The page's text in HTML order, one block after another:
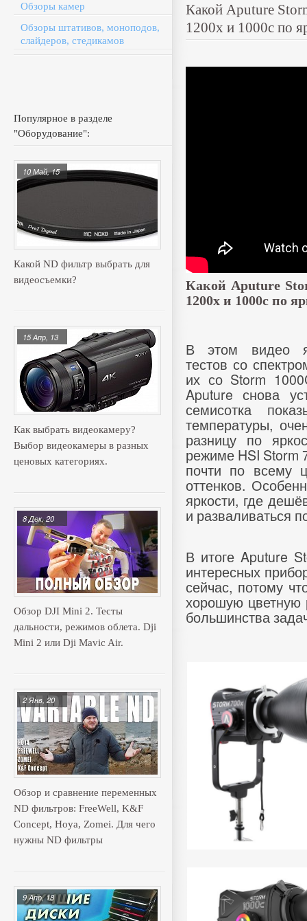
Обзоры камер
Обзоры штативов, моноподов,
слайдеров, стедикамов
Популярное в разделе
"Оборудование":
Какой ND фильтр выбрать для
видеосъемки?
10 Май, 15
Как выбрать видеокамеру?
Выбор видеокамеры в разных
ценовых категориях.
15 Апр, 13
Обзор DJI Mini 2. Тесты
дальности, режимов облета. Dji
Mini 2 или Dji Mavic Air.
8 Дек, 20
Обзор и сравнение переменных
ND фильтров: FreeWell, K&F
Concept, Hoya, Zomei. Для чего
нужны ND фильтры
2 Янв, 20
9 Апр, 18
Какой Aputure
1200x и 1000c по
Какой Aputure
1200x и 1000c по
В этом видео я
тестов со
их со Storm
Aputure снова
семисотка
температуры,
разницу по
режиме HSI Storm
почти по всему
оттенков.
яркости, где
и разваливаться
В итоге Aputure
интересных
сейчас, потому
хорошую цветную
большинства